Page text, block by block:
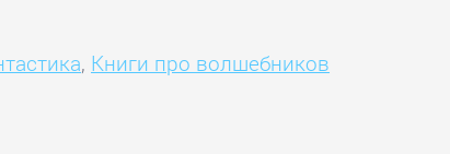
, Книги про волшебников